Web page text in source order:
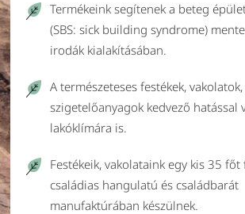
Termékeink segítenek a beteg
(SBS: sick building syndrome)
irodák kialakításában.
A természeteses festékek,
szigetelőanyagok kedvező hatással
lakóklímára is.
Festékeik, vakolataink egy kis 35
családias hangulatú és családbarát
manufaktúrában készülnek.